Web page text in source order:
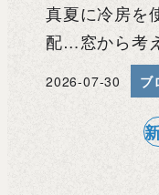
真夏に冷房を
配…窓から考
投稿日
2026-07-30 ブ